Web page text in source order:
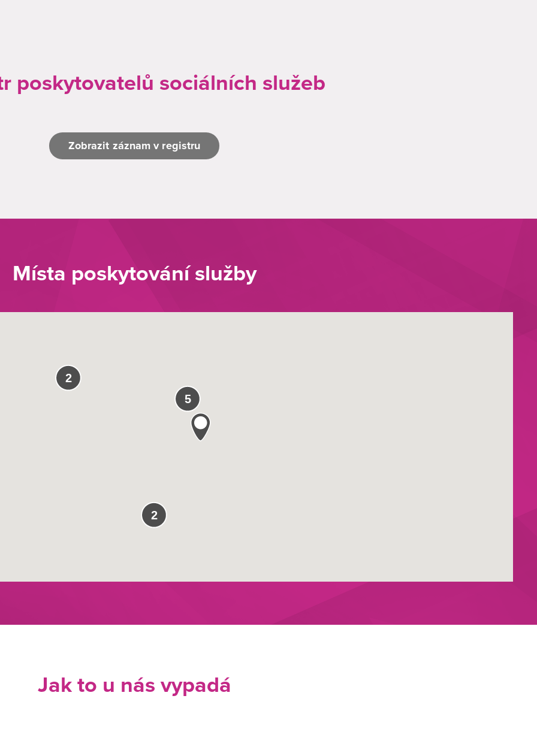
poskytovatelů sociálních služeb
Zobrazit záznam v registru
Místa poskytování služby
2
5
2
Jak to u nás vypadá